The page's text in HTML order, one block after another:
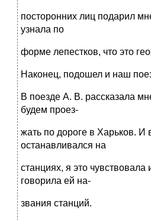
посторонних лиц подарил
узнала по
форме лепестков, что это
Наконец, подошел и наш
В поезде А. В. рассказала
будем проез-
жать по дороге в Харьков. И
останавливался на
станциях, я это
говорила ей на-
звания станций.